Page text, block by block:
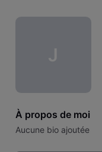
J
À propos de moi
Aucune bio ajoutée